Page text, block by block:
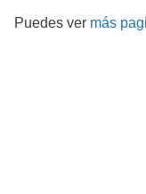
Puedes ver más